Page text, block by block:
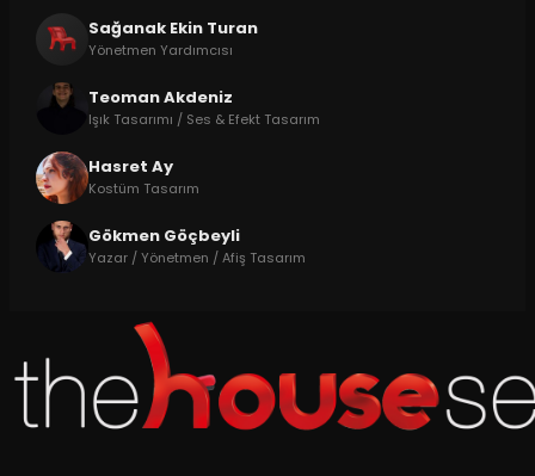
Sağanak Ekin Turan
Yönetmen Yardımcısı
Teoman Akdeniz
Işık Tasarımı / Ses & Efekt Tasarım
Hasret Ay
Kostüm Tasarım
Gökmen Göçbeyli
Yazar / Yönetmen / Afiş Tasarım